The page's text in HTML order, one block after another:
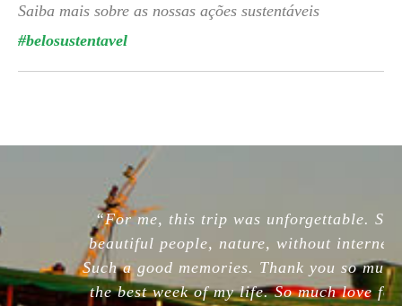
Saiba mais sobre as nossas ações sustentáveis
#belosustentavel
“For me, this trip was unforgettable. So
beautiful people, nature, without internet.
Such a good memories. Thank you so much,
the best week of my life. So much love for